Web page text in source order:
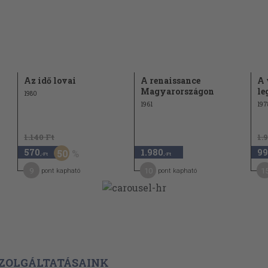
Bernáth
Az idő lovai
1980
1.140 Ft
570 ,-Ft 50
pont kapható
A renaissance
Magyarországon
1961
1.980 ,-Ft
pont kapható
A